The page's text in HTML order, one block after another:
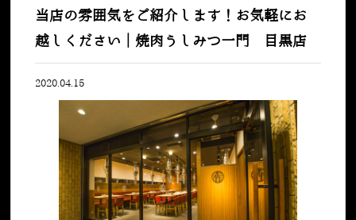
当店の雰囲気をご紹介します！お気軽にお
越しください｜焼肉うしみつ一門 目黒店
2020.04.15